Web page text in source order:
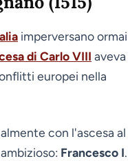
imperversano ormai
di Carlo VIII aveva
europei nella
con l'ascesa al
Francesco I.